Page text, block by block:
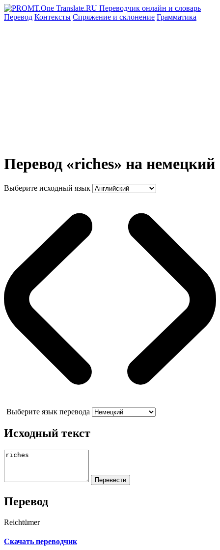
Перевод Контексты Спряжение и склонение Грамматика
Перевод «riches» на немецкий
Выберите исходный язык
Выберите язык перевода
Исходный текст
Перевод
Reichtümer
Скачать переводчик